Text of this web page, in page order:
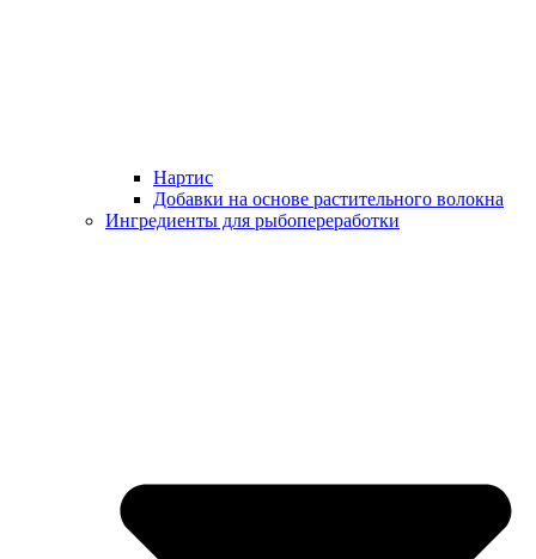
Нартис
Добавки на основе растительного волокна
Ингредиенты для рыбопереработки